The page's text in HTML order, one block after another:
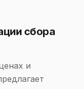
сбора
и